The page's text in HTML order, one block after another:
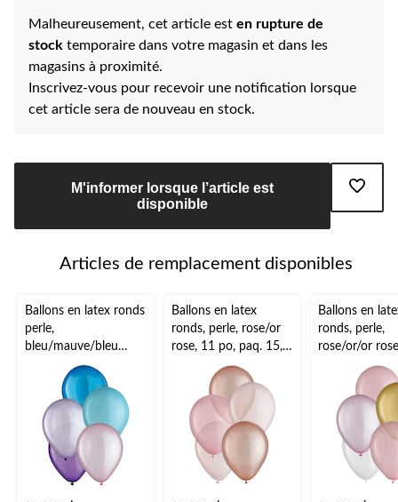
Malheureusement, cet article est en rupture de
stock temporaire dans votre magasin et dans les
magasins à proximité.
Inscrivez-vous pour recevoir une notification lorsque
cet article sera de nouveau en stock.
M'informer lorsque l’article est
disponible
Articles de remplacement disponibles
Ballons en latex ronds
perle,
bleu/mauve/bleu
sarcelle, 11 po, paq.
15, pour fête
d'anniversaire
Ballons en latex
ronds, perle, rose/or
rose, 11 po, paq. 15,
prénatale/fête
d'anniversaire
Ballons en
ronds, perle,
rose/or/or
paq. 15, pour
prénatale/fête
d'anniversaire